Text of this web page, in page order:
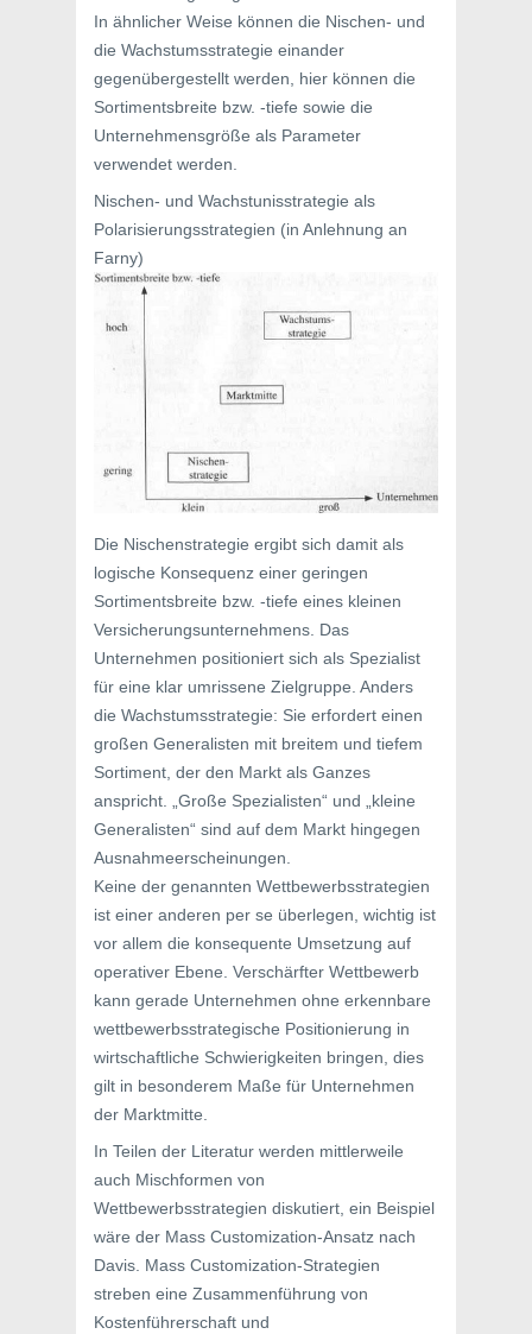
In ähnlicher Weise können die Nischen- und
die Wachstumsstrategie einander
gegenübergestellt werden, hier können die
Sortimentsbreite bzw. -tiefe sowie die
Unternehmensgröße als Parameter
verwendet werden.
Nischen- und Wachstunisstrategie als
Polarisierungsstrategien (in Anlehnung an
Farny)
Die Nischenstrategie ergibt sich damit als
logische Konsequenz einer geringen
Sortimentsbreite bzw. -tiefe eines kleinen
Versicherungsunternehmens. Das
Unternehmen positioniert sich als Spezialist
für eine klar umrissene Zielgruppe. Anders
die Wachstumsstrategie: Sie erfordert einen
großen Generalisten mit breitem und tiefem
Sortiment, der den Markt als Ganzes
anspricht. „Große Spezialisten“ und „kleine
Generalisten“ sind auf dem Markt hingegen
Ausnahmeerscheinungen.
Keine der genannten Wettbewerbsstrategien
ist einer anderen per se überlegen, wichtig ist
vor allem die konsequente Umsetzung auf
operativer Ebene. Verschärfter Wettbewerb
kann gerade Unternehmen ohne erkennbare
wettbewerbsstrategische Positionierung in
wirtschaftliche Schwierigkeiten bringen, dies
gilt in besonderem Maße für Unternehmen
der Marktmitte.
In Teilen der Literatur werden mittlerweile
auch Mischformen von
Wettbewerbsstrategien diskutiert, ein Beispiel
wäre der Mass Customization-Ansatz nach
Davis. Mass Customization-Strategien
streben eine Zusammenführung von
Kostenführerschaft und